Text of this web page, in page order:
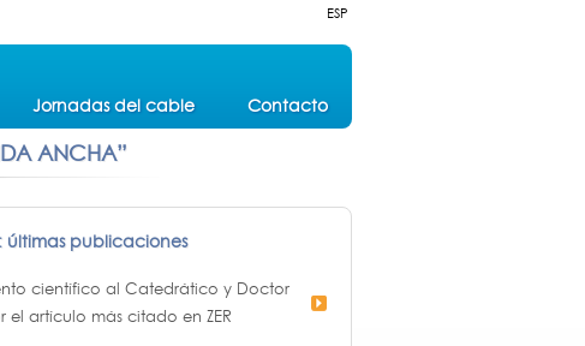
ESP
Jornadas del cable Contacto
ANCHA”
últimas publicaciones
científico al Catedrático y Doctor
el artículo más citado en ZER